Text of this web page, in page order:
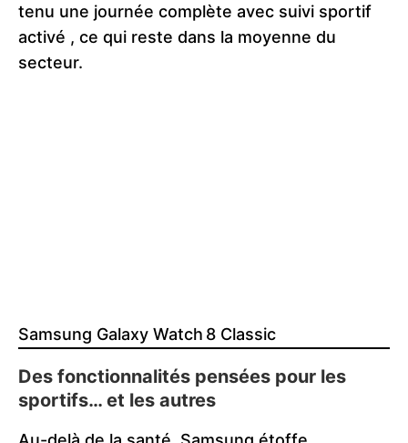
tenu une journée complète avec suivi sportif
activé , ce qui reste dans la moyenne du
secteur.
Samsung Galaxy Watch 8 Classic
Des fonctionnalités pensées pour les
sportifs… et les autres